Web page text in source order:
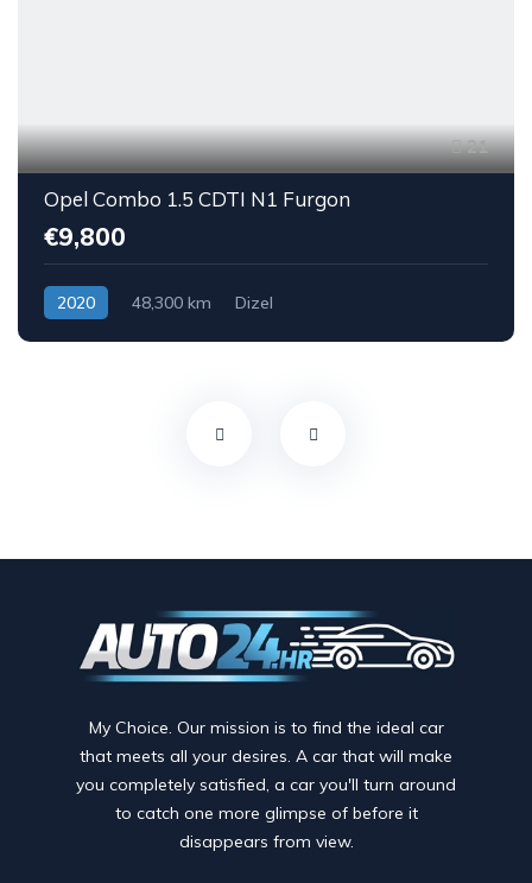
21
Opel Combo 1.5 CDTI N1 Furgon
€9,800
2020 48,300 km Dizel
My Choice. Our mission is to find the ideal car
that meets all your desires. A car that will make
you completely satisfied, a car you'll turn around
to catch one more glimpse of before it
disappears from view.